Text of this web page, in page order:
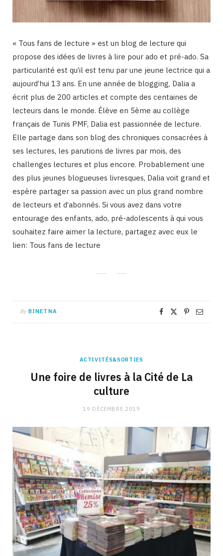
« Tous fans de lecture » est un blog de lecture qui
propose des idées de livres à lire pour ado et pré-ado. Sa
particularité est qu’il est tenu par une jeune lectrice qui a
aujourd’hui 13 ans. En une année de blogging, Dalia a
écrit plus de 200 articles et compte des centaines de
lecteurs dans le monde. Élève en 5ème au collège
français de Tunis PMF, Dalia est passionnée de lecture.
Elle partage dans son blog des chroniques consacrées à
ses lectures, les parutions de livres par mois, des
challenges lectures et plus encore. Probablement une
des plus jeunes blogueuses livresques, Dalia voit grand et
espère partager sa passion avec un plus grand nombre
de lecteurs et d’abonnés. Si vous avez dans votre
entourage des enfants, ado, pré-adolescents à qui vous
souhaitez faire aimer la lecture, partagez avec eux le
lien: Tous fans de lecture
By BINETNA
ACTIVITÉS&SORTIES
Une foire de livres à la Cité de La
culture
19 DÉCEMBRE 2019